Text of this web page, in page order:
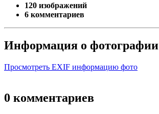
120 изображений
6 комментариев
Информация о фотографии
Просмотреть EXIF информацию фото
0 комментариев